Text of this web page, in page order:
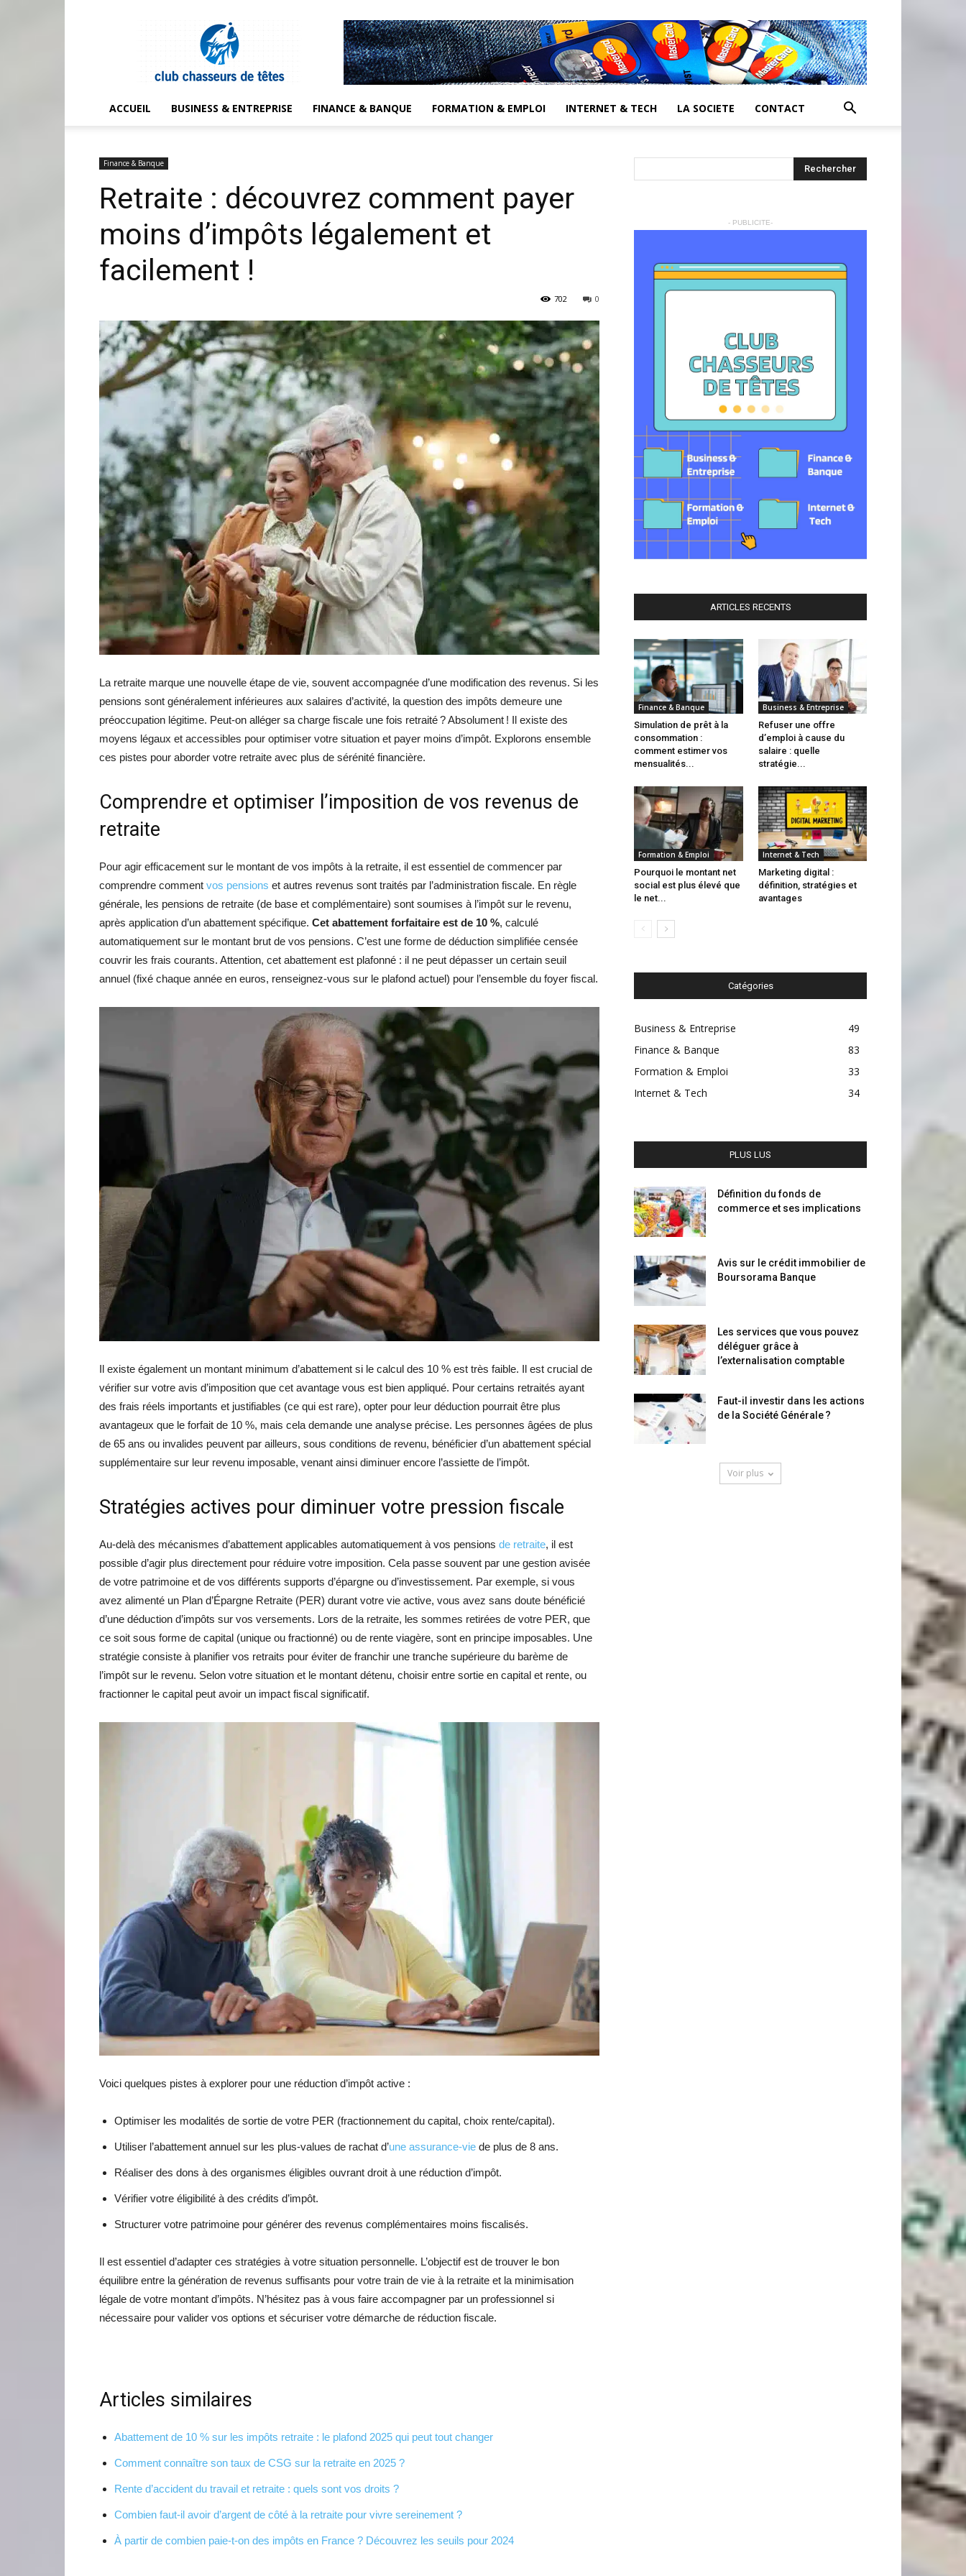
Club
chasseurs
de
têtes
ACCUEIL BUSINESS & ENTREPRISE FINANCE & BANQUE FORMATION & EMPLOI INTERNET & TECH LA SOCIETE CONTACT
Finance & Banque
Retraite : découvrez comment payer
moins d’impôts légalement et
facilement !
0
702
La retraite marque une nouvelle étape de vie, souvent accompagnée d’une modification des revenus. Si les
pensions sont généralement inférieures aux salaires d’activité, la question des impôts demeure une
préoccupation légitime. Peut-on alléger sa charge fiscale une fois retraité ? Absolument ! Il existe des
moyens légaux et accessibles pour optimiser votre situation et payer moins d’impôt. Explorons ensemble
ces pistes pour aborder votre retraite avec plus de sérénité financière.
Comprendre et optimiser l’imposition de vos revenus de
retraite
Pour agir efficacement sur le montant de vos impôts à la retraite, il est essentiel de commencer par
comprendre comment vos pensions et autres revenus sont traités par l’administration fiscale. En règle
générale, les pensions de retraite (de base et complémentaire) sont soumises à l’impôt sur le revenu,
après application d’un abattement spécifique. Cet abattement forfaitaire est de 10 %, calculé
automatiquement sur le montant brut de vos pensions. C’est une forme de déduction simplifiée censée
couvrir les frais courants. Attention, cet abattement est plafonné : il ne peut dépasser un certain seuil
annuel (fixé chaque année en euros, renseignez-vous sur le plafond actuel) pour l’ensemble du foyer fiscal.
Il existe également un montant minimum d’abattement si le calcul des 10 % est très faible. Il est crucial de
vérifier sur votre avis d’imposition que cet avantage vous est bien appliqué. Pour certains retraités ayant
des frais réels importants et justifiables (ce qui est rare), opter pour leur déduction pourrait être plus
avantageux que le forfait de 10 %, mais cela demande une analyse précise. Les personnes âgées de plus
de 65 ans ou invalides peuvent par ailleurs, sous conditions de revenu, bénéficier d’un abattement spécial
supplémentaire sur leur revenu imposable, venant ainsi diminuer encore l’assiette de l’impôt.
Stratégies actives pour diminuer votre pression fiscale
Au-delà des mécanismes d’abattement applicables automatiquement à vos pensions de retraite, il est
possible d’agir plus directement pour réduire votre imposition. Cela passe souvent par une gestion avisée
de votre patrimoine et de vos différents supports d’épargne ou d’investissement. Par exemple, si vous
avez alimenté un Plan d’Épargne Retraite (PER) durant votre vie active, vous avez sans doute bénéficié
d’une déduction d’impôts sur vos versements. Lors de la retraite, les sommes retirées de votre PER, que
ce soit sous forme de capital (unique ou fractionné) ou de rente viagère, sont en principe imposables. Une
stratégie consiste à planifier vos retraits pour éviter de franchir une tranche supérieure du barème de
l’impôt sur le revenu. Selon votre situation et le montant détenu, choisir entre sortie en capital et rente, ou
fractionner le capital peut avoir un impact fiscal significatif.
Voici quelques pistes à explorer pour une réduction d’impôt active :
Optimiser les modalités de sortie de votre PER (fractionnement du capital, choix rente/capital).
Utiliser l’abattement annuel sur les plus-values de rachat d’une assurance-vie de plus de 8 ans.
Réaliser des dons à des organismes éligibles ouvrant droit à une réduction d’impôt.
Vérifier votre éligibilité à des crédits d’impôt.
Structurer votre patrimoine pour générer des revenus complémentaires moins fiscalisés.
Il est essentiel d’adapter ces stratégies à votre situation personnelle. L’objectif est de trouver le bon
équilibre entre la génération de revenus suffisants pour votre train de vie à la retraite et la minimisation
légale de votre montant d’impôts. N’hésitez pas à vous faire accompagner par un professionnel si
nécessaire pour valider vos options et sécuriser votre démarche de réduction fiscale.
Articles similaires
Abattement de 10 % sur les impôts retraite : le plafond 2025 qui peut tout changer
Comment connaître son taux de CSG sur la retraite en 2025 ?
Rente d’accident du travail et retraite : quels sont vos droits ?
Combien faut-il avoir d’argent de côté à la retraite pour vivre sereinement ?
À partir de combien paie-t-on des impôts en France ? Découvrez les seuils pour 2024
- PUBLICITE-
ARTICLES RECENTS
Finance & Banque
Simulation de prêt à la
consommation :
comment estimer vos
mensualités...
Business & Entreprise
Refuser une offre
d’emploi à cause du
salaire : quelle
stratégie...
Formation & Emploi
Pourquoi le montant net
social est plus élevé que
le net...
Internet & Tech
Marketing digital :
définition, stratégies et
avantages
Catégories
Business & Entreprise
49
Finance & Banque
83
Formation & Emploi
33
Internet & Tech
34
PLUS LUS
Définition du fonds de
commerce et ses implications
Avis sur le crédit immobilier de
Boursorama Banque
Les services que vous pouvez
déléguer grâce à
l’externalisation comptable
Faut-il investir dans les actions
de la Société Générale ?
Voir plus